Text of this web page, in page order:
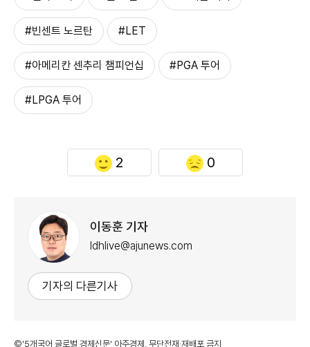
#빈센트 노르탄 #LET
#아메리칸 센추리 챔피언십 #PGA 투어
#LPGA 투어
2 0
이동훈 기자
ldhlive@ajunews.com
기자의 다른기사
©'5개국어 글로벌 경제신문' 아주경제. 무단전재·재배포 금지